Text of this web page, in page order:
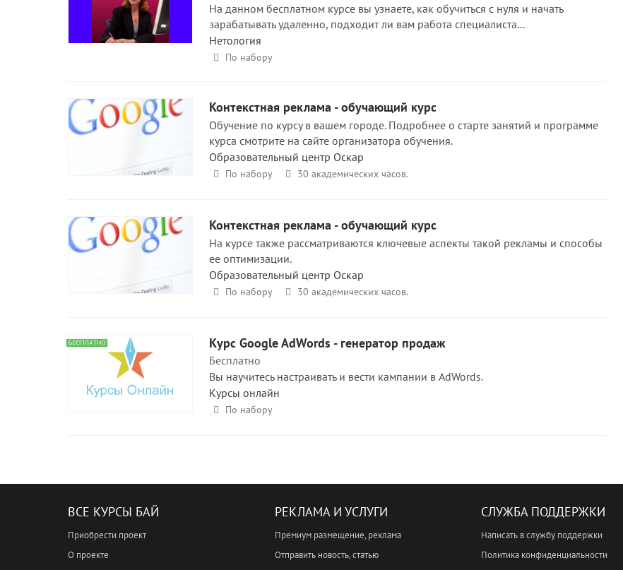
На данном бесплатном курсе вы узнаете, как обучиться с нуля и начать
зарабатывать удаленно, подходит ли вам работа специалиста...
Нетология
По набору
Контекстная реклама - обучающий курс
Обучение по курсу в вашем городе. Подробнее о старте занятий и программе
курса смотрите на сайте организатора обучения.
Образовательный центр Оскар
По набору 30 академических часов.
Контекстная реклама - обучающий курс
На курсе также рассматриваются ключевые аспекты такой рекламы и способы
ее оптимизации.
Образовательный центр Оскар
По набору 30 академических часов.
Курс Google AdWords - генератор продаж
Бесплатно
Вы научитесь настраивать и вести кампании в AdWords.
Курсы онлайн
По набору
ВСЕ КУРСЫ БАЙ
Приобрести проект
О проекте
РЕКЛАМА И УСЛУГИ
Премиум размещение, реклама
Отправить новость, статью
СЛУЖБА ПОДДЕРЖКИ
Написать в службу поддержки
Политика конфиденциальности